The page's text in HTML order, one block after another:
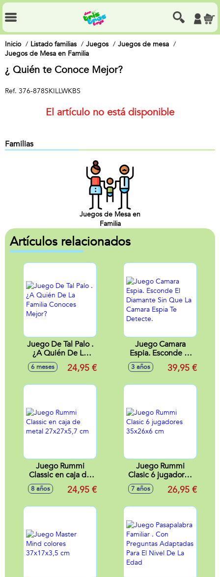
Inicio Listado familias Juegos
Juegos de mesa
Juegos de Mesa en Familia
¿ Quién te Conoce Mejor?
Ref. 376-878SKILLWKBS
El artículo no está disponible
Familias
Juegos de Mesa en
Familia
Artículos relacionados
Juego De Tal Palo .
¿A Quién De La
Familia Conoces
Mejor?
6 meses 24,95 €
Juego Camara
Espia. Esconde El
Diamante Sin Que
La Camara Espia Te
3 años 39,95 €
Juego Rummi
Classic en caja de
metal 27x27x5,7
8 años 24,95 €
Juego Rummi
Clasic 6 jugadores
35x26x6 cm
7 años 26,95 €